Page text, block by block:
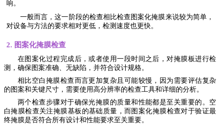
响。
一般而言，这一阶段的检查相比检查图案化掩膜来说较为简单，
对设备与方法的要求相对更低，检测速度也更快。
2. 图案化掩膜检查
在图案化过程完成后，或者使用一段时间之后，对掩膜板进行检
测，确保图案准确、无缺陷，并符合设计规格。
相比空白掩膜检查而言更加复杂且可能较慢，因为需要评估复杂
的图案和关键尺寸，需要使用高分辨率的检查工具和详细的分析。
两个检查步骤对于确保光掩膜的质量和性能都是至关重要的。空
白掩膜检查关注掩膜基板的基础质量，而图案化掩膜检查对于验证最
终掩膜是否符合所有设计和性能要求至关重要。